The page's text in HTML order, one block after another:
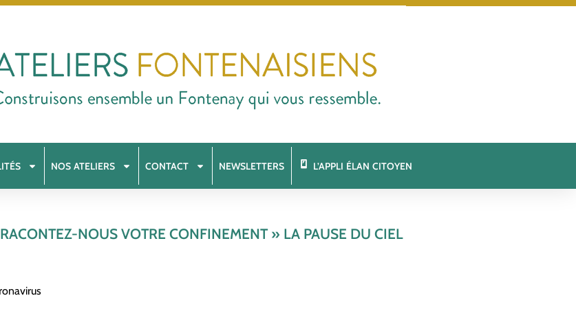
NOS ATELIERS CONTACT NEWSLETTERS L’APPLI ÉLAN CITOYEN
NOUS VOTRE CONFINEMENT » LA PAUSE DU CIEL